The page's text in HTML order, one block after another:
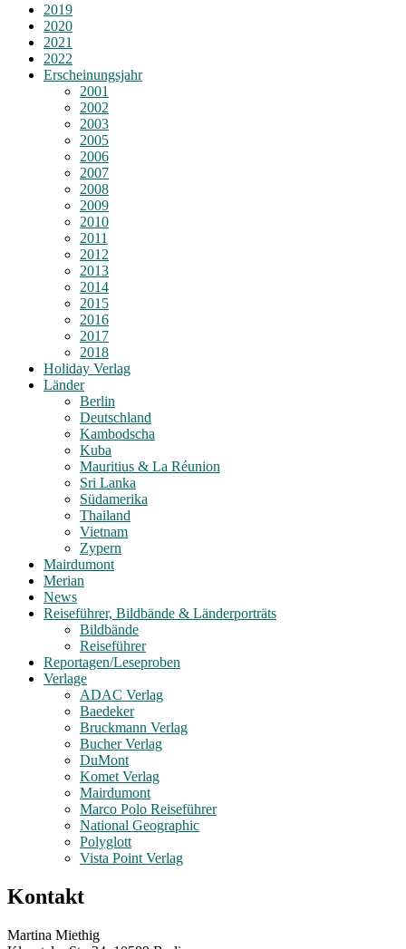
2019
2020
2021
2022
Erscheinungsjahr
2001
2002
2003
2005
2006
2007
2008
2009
2010
2011
2012
2013
2014
2015
2016
2017
2018
Holiday Verlag
Länder
Berlin
Deutschland
Kambodscha
Kuba
Mauritius & La Réunion
Sri Lanka
Südamerika
Thailand
Vietnam
Zypern
Mairdumont
Merian
News
Reiseführer, Bildbände & Länderporträts
Bildbände
Reiseführer
Reportagen/Leseproben
Verlage
ADAC Verlag
Baedeker
Bruckmann Verlag
Bucher Verlag
DuMont
Komet Verlag
Mairdumont
Marco Polo Reiseführer
National Geographic
Polyglott
Vista Point Verlag
Kontakt
Martina Miethig